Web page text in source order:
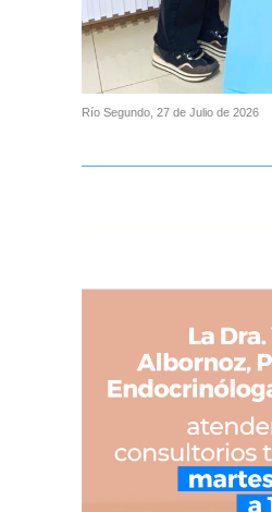
Río Segundo, 27 de Julio de 2026